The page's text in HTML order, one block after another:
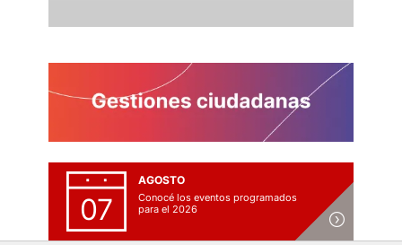
07
AGOSTO
Conocé los eventos programados
para el 2026